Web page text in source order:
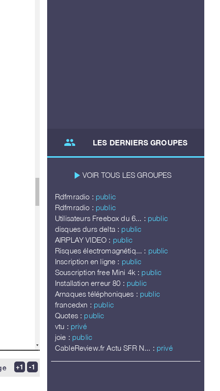
group LES DERNIERS GROUPES
play_arrow VOIR TOUS LES GROUPES
Rdfmradio : public
Rdfmradio : public
Utilisateurs Freebox du 6... : public
disques durs delta : public
AIRPLAY VIDEO : public
Risques électromagnétiq... : public
Inscription en ligne : public
Souscription free Mini 4k : public
Installation erreur 80 : public
Arnaques téléphoniques : public
francedxn : public
Quotes : public
vtu : privé
joie : public
CableReview.fr Actu SFR N... : privé